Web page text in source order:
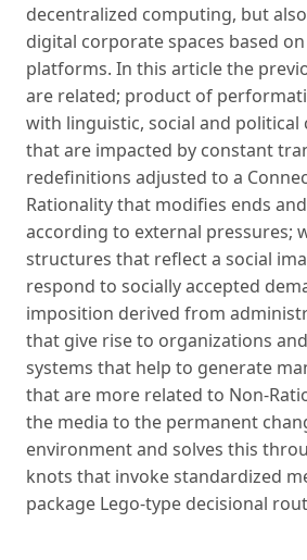
decentralized computing, but
digital corporate spaces based
platforms. In this article the
are related; product of
with linguistic, social and political
that are impacted by constant
redefinitions adjusted to a
Rationality that modifies ends
according to external pressures;
structures that reflect a social
respond to socially accepted
imposition derived from
that give rise to organizations
systems that help to generate
that are more related to Non-
the media to the permanent
environment and solves this
knots that invoke standardized
package Lego-type decisional